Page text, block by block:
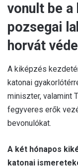
vonult be a
pozsegai
horvát
A kiképzés
katonai
miniszter, valamint
fegyveres erők
bevonulókat.
A két hónapos
katonai